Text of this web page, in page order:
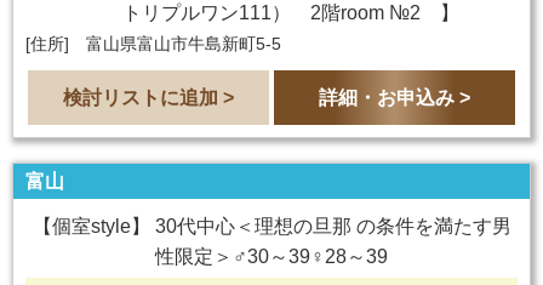
トリプルワン111） 2階room №2
】
[住所] 富山県富山市牛島新町5-5
検討リストに追加 > 詳細・お申込み >
富山
【個室style】 30代中心＜理想の旦那 の条件を満たす男
性限定＞♂30～39♀28～39